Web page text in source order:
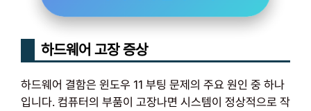
하드웨어 고장 증상
하드웨어 결함은 윈도우 11 부팅 문제의 주요 원인 중 하나
입니다. 컴퓨터의 부품이 고장나면 시스템이 정상적으로 작